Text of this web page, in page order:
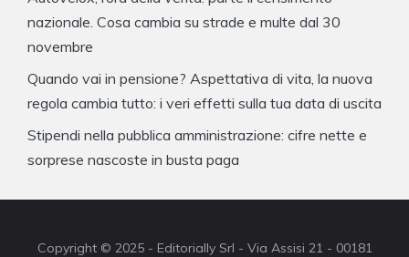
nazionale. Cosa cambia su strade e multe dal 30
novembre
Quando vai in pensione? Aspettativa di vita, la nuova
regola cambia tutto: i veri effetti sulla tua data di uscita
Stipendi nella pubblica amministrazione: cifre nette e
sorprese nascoste in busta paga
Copyright © 2025 - Editorially Srl - Via Assisi 21 - 00181